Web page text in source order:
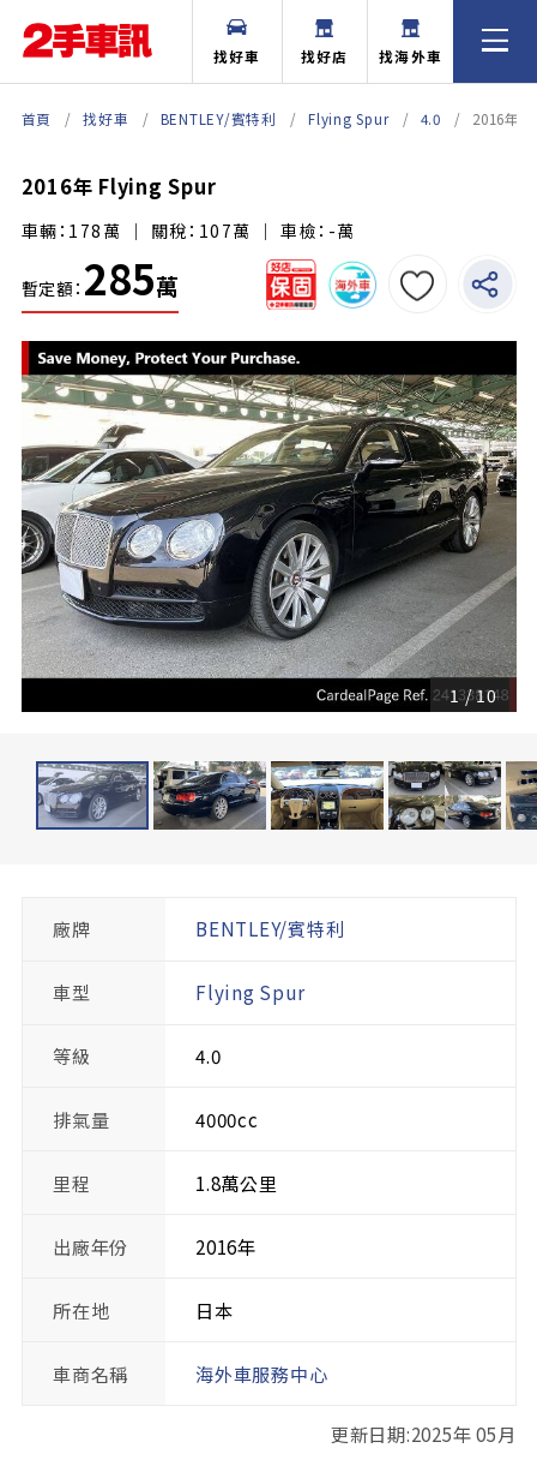
找好車 找好店 找海外車
首頁 找好車 BENTLEY/賓特利 Flying Spur 4.0 2016年
2016年 Flying Spur
車輛：178萬 ｜ 關稅：107萬 ｜ 車檢：-萬
暫定額： 285萬
1/10
廠牌 BENTLEY/賓特利
車型 Flying Spur
等級 4.0
排氣量 4000cc
里程 1.8萬公里
出廠年份 2016年
所在地 日本
車商名稱 海外車服務中心
更新日期:2025年 05月